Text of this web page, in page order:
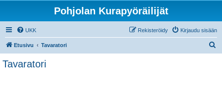
Pohjolan Kurapyöräilijät
UKK Kirjaudu sisään
Rekisteröidy
Etusivu Tavaratori
Tavaratori